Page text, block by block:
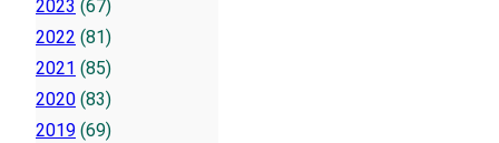
2023 (67)
2022 (81)
2021 (85)
2020 (83)
2019 (69)